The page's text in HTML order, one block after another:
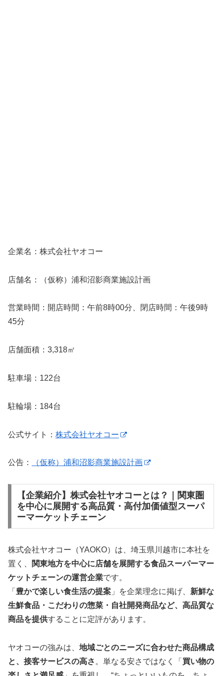
企業名：株式会社ヤオコー
店舗名：（仮称）浦和沼影商業施設計画
営業時間：開店時間：午前8時00分、閉店時間：午後9時
45分
店舗面積：3,318㎡
駐車場：122台
駐輪場：184台
公式サイト： 株式会社ヤオコー
公告： （仮称）浦和沼影商業施設計画
【企業紹介】株式会社ヤオコーとは？｜関東圏
を中心に展開する高品質・高付加価値型スーパ
ーマーケットチェーン
株式会社ヤオコー（YAOKO）は、埼玉県川越市に本社を
置く、
関東地方を中心に店舗を展開する食品スーパーマー
ケットチェーンの運営企業です。
「 豊かで楽しい食生活の提案 」を企業理念に掲げ、 新鮮な
生鮮食品・こだわりの惣菜・自社開発商品など、高品質な
商品を提供することに定評があります。
ヤオコーの強みは、 地域ごとのニーズに合わせた商品構成
と、接客サービスの高さ 。単なる安さではなく「 買い物の